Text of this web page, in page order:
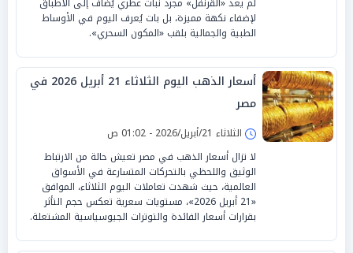
لإضفاء نكهة مميزة، بل بات يُعرف اليوم في الأوساط
الطبية والجمالية بلقب «المكون السحري».
أسعار الذهب اليوم الثلاثاء 21 أبريل 2026 في
مصر
الثلاثاء 21/أبريل/2026 - 01:02 ص
لا تزال أسعار الذهب في مصر تعيش حالة من الارتباط
الوثيق واللحظي بالتحركات المتسارعة في الأسواق
العالمية، حيث شهدت تعاملات اليوم الثلاثاء، الموافق
«21 أبريل 2026»، مستويات سعرية تعكس حجم التأثر
بقرارات أسعار الفائدة والتوترات الجيوسياسية المشتعلة.